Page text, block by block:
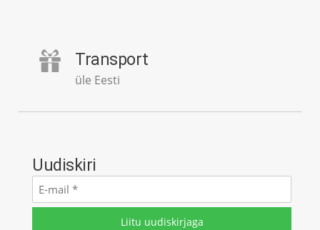
Transport
üle Eesti
Uudiskiri
E-
mail